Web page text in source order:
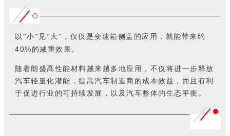
以“小”见“大”，仅仅是变速箱侧盖的应用，就能带来约
40% 的减重效果。
随着朗盛高性能材料越来越多地应用，不仅将进一步释放
汽车轻量化潜能，提高汽车制造商的成本效益，而且有利
于促进行业的可持续发展，以及汽车整体的生态平衡。